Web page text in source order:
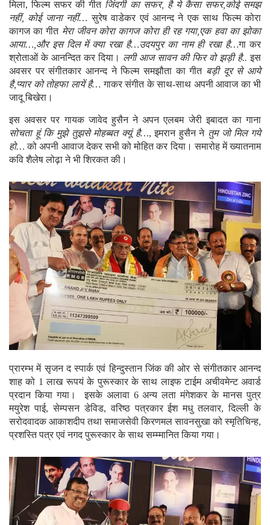
मिला, फिल्म सफर की गीत जिंदगी का सफर, है ये कैसा सफर,कोई समझ
नहीं, कोई जाना नहीं… सुरेष वाडेकर एवं आनन्द ने एक साथ फिल्म कोरा
कागज का गीत मेरा जीवन कोरा कागज कोरा ही रह गया,एक हवा का झोका
आया…,और इस दिल में क्या रखा है…उदयपुर का नाम ही रखा है…गा कर
श्रोताओं के आनन्दित कर दिया। लगी आज सावन की फिर वो झड़ी है.. इस
अवसर पर संगीतकार आनन्द ने फिल्म समझौता का गीत बड़ी दूर से आये
है,प्यार को तोहफा लायें है…गाकर संगीत के साथ-साथ अपनी आवाज का भी
जादू बिखेरा।
इस अवसर पर गायक जावेद हुसैन ने अपन एलबम जेरी इबादत का गाना
सोचता हूं कि मुझे तुझसे मोहब्बत क्यूं है…, इमरान हुसैन ने तुम जो मिल गये
हो…को अपनी आवाज देकर सभी को मोहित कर दिया। समारोह में ख्यातनाम
कवि शैलेष लोढ़ा ने भी शिरकत की।
प्रारम्भ में सृजन द स्पार्क एवं हिन्दुस्तान जिंक की ओर से संगीतकार आनन्द
शाह को 1 लाख रूपयं के पुरूस्कार के साथ लाइफ टाईम अचीवमेन्ट अवार्ड
प्रदान किया गया। इसके अलावा 6 अन्य लता मंगेशकर के मानस पुत्र
मयुरेश पाई, सेम्पसन डेविड, वरिष्ठ पत्रकार ईश मधु तलवार, दिल्ली के
सरोदवादक आकाशदीप तथा समाजसेवी किरणमल सावनसुखा को स्मृतिचिन्ह,
प्रशस्ति पत्र एवं नगद पुरूस्कार के साथ सम्म्मानित किया गया।